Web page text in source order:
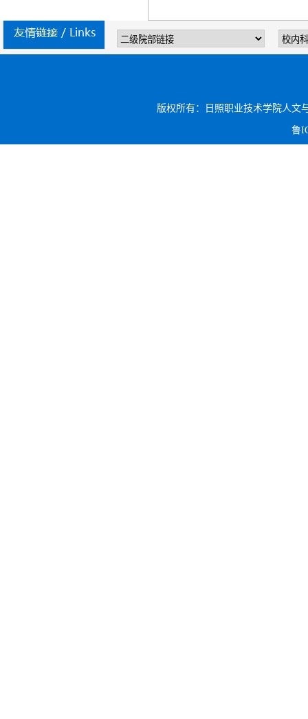
版权所有：日照职业技术学院人文
鲁